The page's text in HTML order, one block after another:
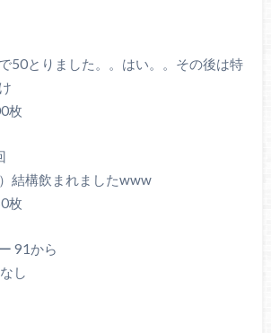
50とりました。。はい。。その後は特
枚
結構飲まれましたwww
枚
91から
し